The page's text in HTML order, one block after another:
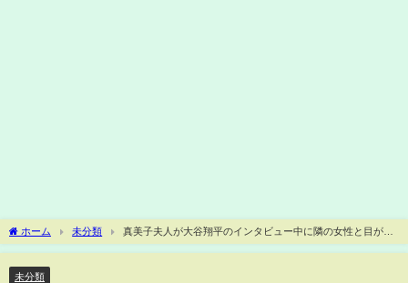
ホーム 未分類
真美子夫人が大谷翔平のインタビュー中に隣の女性と目が合
ってしまう...#大谷翔平 #真美子 #田中真美子
未分類